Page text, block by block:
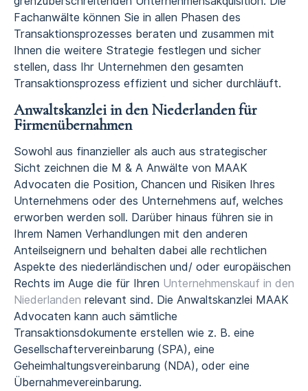
Fachanwälte können Sie in allen Phasen des
Transaktionsprozesses beraten und zusammen mit
Ihnen die weitere Strategie festlegen und sicher
stellen, dass Ihr Unternehmen den gesamten
Transaktionsprozess effizient und sicher durchläuft.
Anwaltskanzlei in den Niederlanden für
Firmenübernahmen
Sowohl aus finanzieller als auch aus strategischer
Sicht zeichnen die M & A Anwälte von MAAK
Advocaten die Position, Chancen und Risiken Ihres
Unternehmens oder des Unternehmens auf, welches
erworben werden soll. Darüber hinaus führen sie in
Ihrem Namen Verhandlungen mit den anderen
Anteilseignern und behalten dabei alle rechtlichen
Aspekte des niederländischen und/ oder europäischen
Rechts im Auge die für Ihren Unternehmenskauf in den
Niederlanden relevant sind. Die Anwaltskanzlei MAAK
Advocaten kann auch sämtliche
Transaktionsdokumente erstellen wie z. B. eine
Gesellschaftervereinbarung (SPA), eine
Geheimhaltungsvereinbarung (NDA), oder eine
Übernahmevereinbarung.